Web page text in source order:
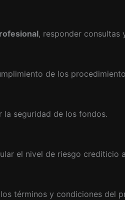
, responder
de los
la seguridad de los fondos.
el nivel de riesgo crediticio
términos y condiciones del